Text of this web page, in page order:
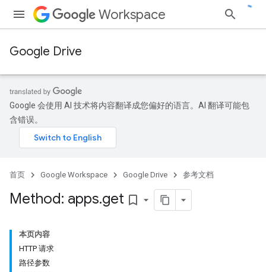
Workspace
Google Drive
Google 会使用 AI 技术将内容翻译成您偏好的语言。AI 翻译可能包
含错误。
首页 Google Workspace Google Drive 参考文档
Method: apps.get bookmark_border
本页内容
HTTP 请求
路径参数